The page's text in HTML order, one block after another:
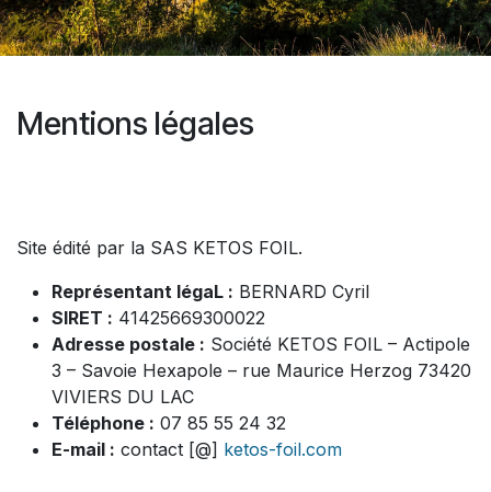
Mentions légales
Site édité par la SAS KETOS FOIL.
Représentant légaL : BERNARD Cyril
SIRET : 41425669300022
Adresse postale : Société KETOS FOIL – Actipole
3 – Savoie Hexapole – rue Maurice Herzog 73420
VIVIERS DU LAC
Téléphone : 07 85 55 24 32
E-mail : contact [@] ketos-foil.com